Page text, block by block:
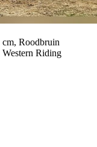
cm, Roodbruin
Western Riding